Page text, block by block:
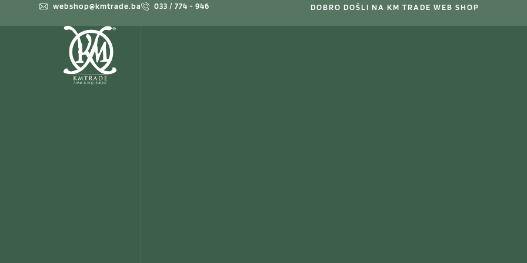
webshop@kmtrade.ba 033 / 774 - 946 DOBRO DOŠLI NA KM TRADE WEB SHOP